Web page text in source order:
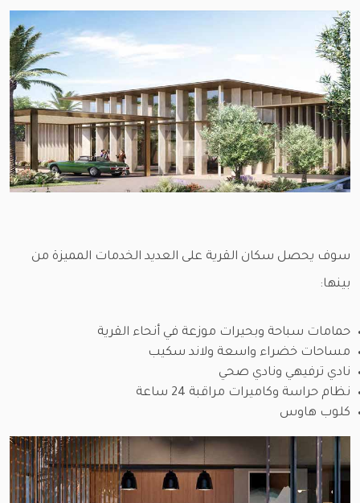
سوف يحصل سكان القرية على العديد الخدمات المميزة من
بينها:
حمامات سباحة وبحيرات موزعة في أنحاء القرية
مساحات خضراء واسعة ولاند سكيب
نادي ترفيهي ونادي صحي
نظام حراسة وكاميرات مراقبة 24 ساعة
كلوب هاوس